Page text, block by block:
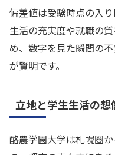
偏差値は受験時点の入
生活の充実度や就職の
め、数字を見た瞬間の
が賢明です。
立地と学生生活の
酪農学園大学は札幌圏